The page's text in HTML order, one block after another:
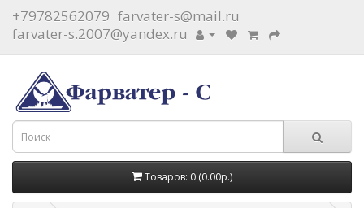
+79782562079 farvater-s@mail.ru
farvater-s.2007@yandex.ru
Товаров: 0 (0.00р.)